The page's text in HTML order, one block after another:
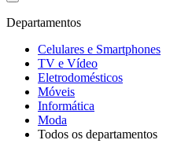
Departamentos
Celulares e Smartphones
TV e Vídeo
Eletrodomésticos
Móveis
Informática
Moda
Todos os departamentos